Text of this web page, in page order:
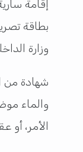
إقامة
بطاقة
وزارة
شهادة من
والماء
الأمر، أو